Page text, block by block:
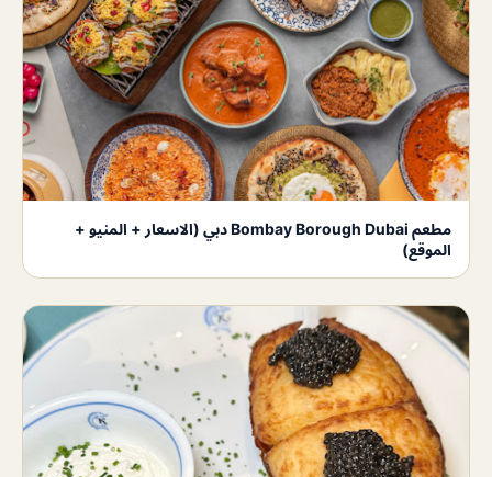
مطعم Bombay Borough Dubai دبي (الاسعار + المنيو +
الموقع)